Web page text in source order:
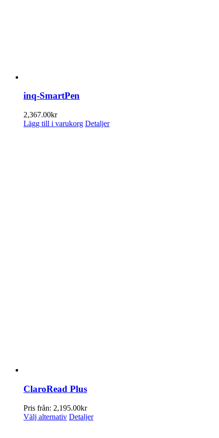
inq-SmartPen
2,367.00kr
Lägg till i varukorg Detaljer
ClaroRead Plus
Pris från: 2,195.00kr
Välj alternativ Den
Detaljer